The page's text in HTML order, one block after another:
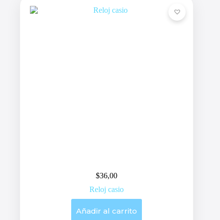
$36,00
Reloj casio
Añadir al carrito